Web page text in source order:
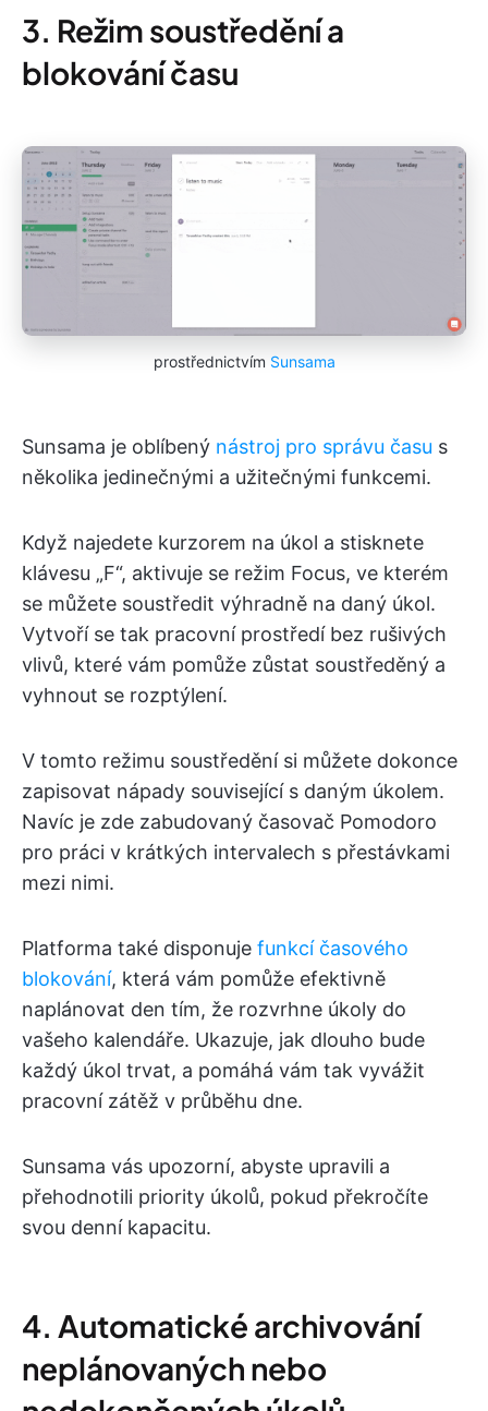
3. Režim soustředění a
blokování času
prostřednictvím Sunsama
Sunsama je oblíbený nástroj pro správu času s
několika jedinečnými a užitečnými funkcemi.
Když najedete kurzorem na úkol a stisknete
klávesu „F“, aktivuje se režim Focus, ve kterém
se můžete soustředit výhradně na daný úkol.
Vytvoří se tak pracovní prostředí bez rušivých
vlivů, které vám pomůže zůstat soustředěný a
vyhnout se rozptýlení.
V tomto režimu soustředění si můžete dokonce
zapisovat nápady související s daným úkolem.
Navíc je zde zabudovaný časovač Pomodoro
pro práci v krátkých intervalech s přestávkami
mezi nimi.
Platforma také disponuje funkcí časového
blokování, která vám pomůže efektivně
naplánovat den tím, že rozvrhne úkoly do
vašeho kalendáře. Ukazuje, jak dlouho bude
každý úkol trvat, a pomáhá vám tak vyvážit
pracovní zátěž v průběhu dne.
Sunsama vás upozorní, abyste upravili a
přehodnotili priority úkolů, pokud překročíte
svou denní kapacitu.
4. Automatické archivování
neplánovaných nebo